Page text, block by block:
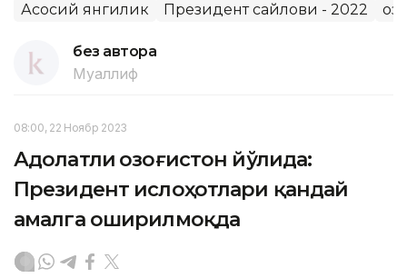
Асосий янгилик Президент сайлови - 2022
без автора
Муаллиф
08:00, 22 Ноябр 2023
Адолатли Қозоғистон йўлида:
Президент ислоҳотлари қандай
амалга оширилмоқда